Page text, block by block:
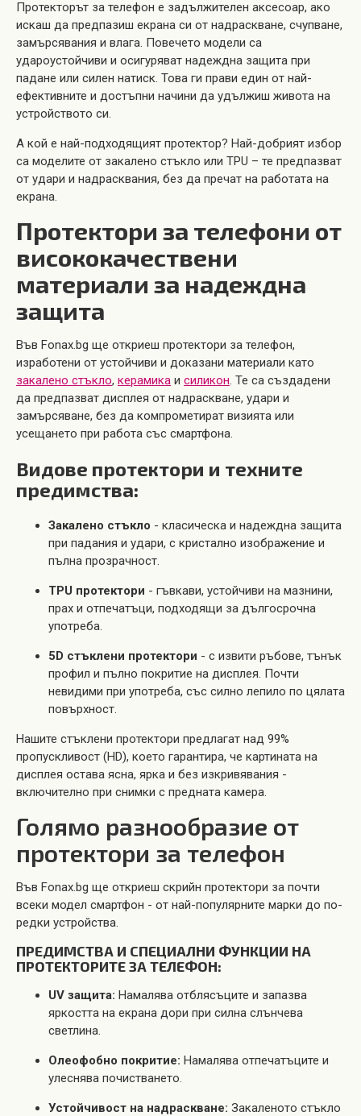
Протекторът за телефон е задължителен аксесоар, ако
искаш да предпазиш екрана си от надраскване, счупване,
замърсявания и влага. Повечето модели са
удароустойчиви и осигуряват надеждна защита при
падане или силен натиск. Това ги прави един от най-
ефективните и достъпни начини да удължиш живота на
устройството си.
А кой е най-подходящият протектор? Най-добрият избор
са моделите от закалено стъкло или TPU – те предпазват
от удари и надрасквания, без да пречат на работата на
екрана.
Протектори за телефони от
висококачествени
материали за надеждна
защита
Във Fonax.bg ще откриеш протектори за телефон,
изработени от устойчиви и доказани материали като
закалено стъкло, керамика и силикон. Те са създадени
да предпазват дисплея от надраскване, удари и
замърсяване, без да компрометират визията или
усещането при работа със смартфона.
Видове протектори и техните
предимства:
Закалено стъкло - класическа и надеждна защита
при падания и удари, с кристално изображение и
пълна прозрачност.
TPU протектори - гъвкави, устойчиви на мазнини,
прах и отпечатъци, подходящи за дългосрочна
употреба.
5D стъклени протектори - с извити ръбове, тънък
профил и пълно покритие на дисплея. Почти
невидими при употреба, със силно лепило по цялата
повърхност.
Нашите стъклени протектори предлагат над 99%
пропускливост (HD), което гарантира, че картината на
дисплея остава ясна, ярка и без изкривявания -
включително при снимки с предната камера.
Голямо разнообразие от
протектори за телефон
Във Fonax.bg ще откриеш скрийн протектори за почти
всеки модел смартфон - от най-популярните марки до по-
редки устройства.
ПРЕДИМСТВА И СПЕЦИАЛНИ ФУНКЦИИ НА
ПРОТЕКТОРИТЕ ЗА ТЕЛЕФОН:
UV защита: Намалява отблясъците и запазва
яркостта на екрана дори при силна слънчева
светлина.
Олеофобно покритие: Намалява отпечатъците и
улеснява почистването.
Устойчивост на надраскване: Закаленото стъкло